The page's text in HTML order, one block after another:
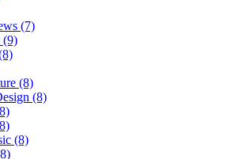
(7)
(9)
(8)
(8)
(8)